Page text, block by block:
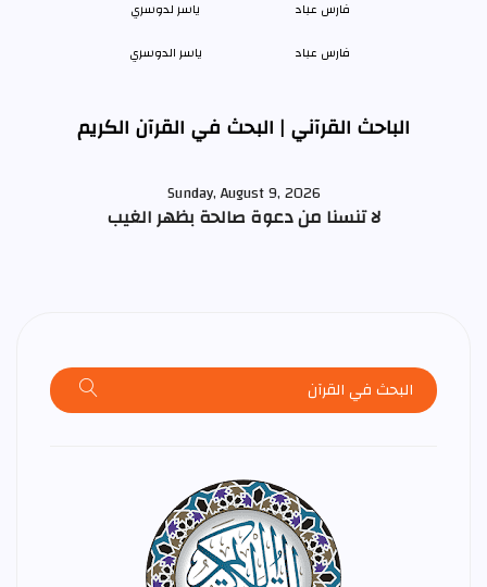
فارس عباد ياسر الدوسري
الباحث القرآني | البحث في القرآن الكريم
Sunday, August 9, 2026
لا تنسنا من دعوة صالحة بظهر الغيب